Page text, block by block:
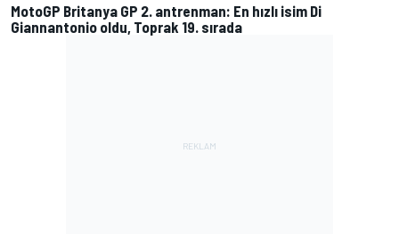
MotoGP Britanya GP 2. antrenman: En hızlı isim Di
Giannantonio oldu, Toprak 19. sırada